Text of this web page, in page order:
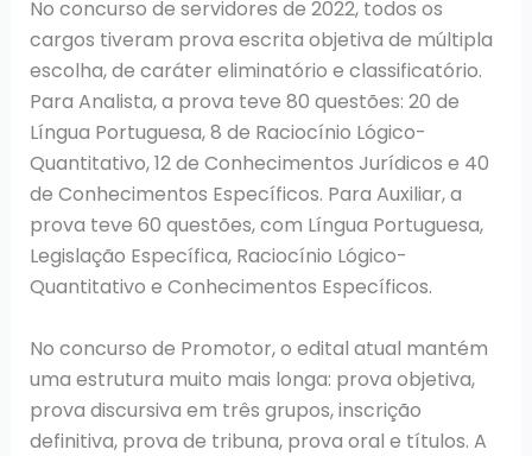
No concurso de servidores de 2022, todos os
cargos tiveram prova escrita objetiva de múltipla
escolha, de caráter eliminatório e classificatório.
Para Analista, a prova teve 80 questões: 20 de
Língua Portuguesa, 8 de Raciocínio Lógico-
Quantitativo, 12 de Conhecimentos Jurídicos e 40
de Conhecimentos Específicos. Para Auxiliar, a
prova teve 60 questões, com Língua Portuguesa,
Legislação Específica, Raciocínio Lógico-
Quantitativo e Conhecimentos Específicos.
No concurso de Promotor, o edital atual mantém
uma estrutura muito mais longa: prova objetiva,
prova discursiva em três grupos, inscrição
definitiva, prova de tribuna, prova oral e títulos. A